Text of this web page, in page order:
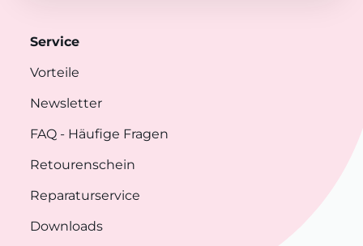
Service
Vorteile
Newsletter
FAQ - Häufige Fragen
Retourenschein
Reparaturservice
Downloads